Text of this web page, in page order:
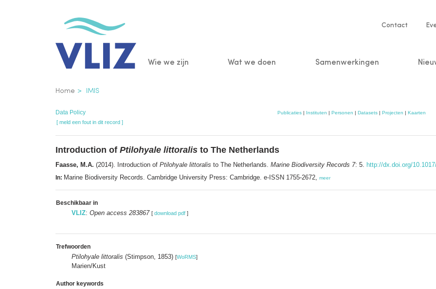
Service
Contact
Main
Wie we zijn Wat we doen Samenwerkingen
Kruimelpad
Home IMIS
Data Policy Publicaties| Instituten | Personen | Datasets| Projecten | Kaarten
[ meld een fout in dit record ]
Introduction of Ptilohyale littoralis to The Netherlands
Faasse, M.A. (2014). Introduction of Ptilohyale littoralis to The Netherlands. Marine Biodiversity Records 7: 5. http://dx.doi.org/
In: Marine Biodiversity Records. Cambridge University Press: Cambridge. e-ISSN 1755-2672, meer
Beschikbaar in
VLIZ: Open access 283867 [ download pdf ]
Trefwoorden
Ptilohyale littoralis (Stimpson, 1853) [WoRMS]
Marien/Kust
Author keywords